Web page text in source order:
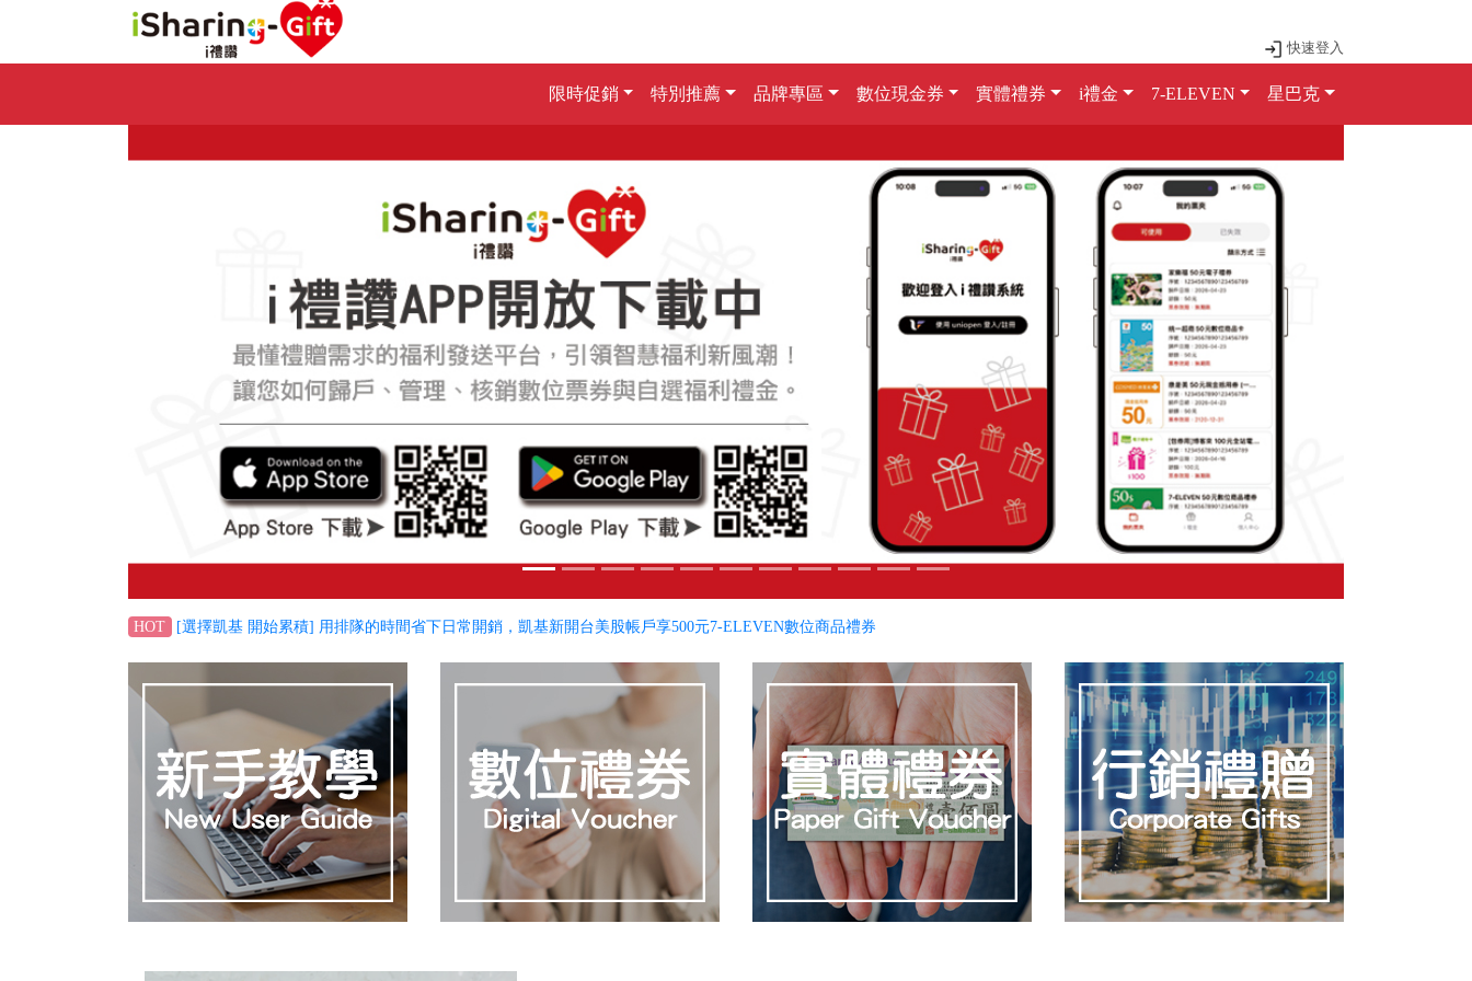
快速登入
限時促銷 特別推薦 品牌專區 數位現金券 實體禮券 i禮金 7-ELEVEN 星巴克
HOT [選擇凱基 開始累積] 用排隊的時間省下日常開銷，凱基新開台美股帳戶享500元7-ELEVEN數位商品禮券